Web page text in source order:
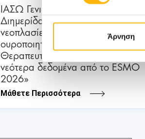
Άρνηση
ΙΑΣΩ Γενική Κλινική: Επιστημονική
Διημερίδα «Γυναικολογικές
νεοπλασίες και νεοπλασίες
ουροποιητικού και μαστού:
Θεραπευτικά διλήμματα και
νεότερα δεδομένα από το ESMO
2026»
Μάθετε Περισσότερα